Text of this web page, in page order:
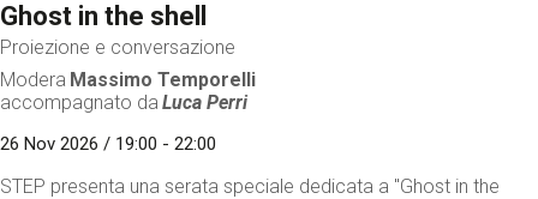
Ghost in the shell
Proiezione e conversazione
Modera Massimo Temporelli
accompagnato da Luca Perri
26 Nov 2026 / 19:00 - 22:00
STEP presenta una serata speciale dedicata a "Ghost in the